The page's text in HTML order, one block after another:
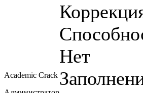
Academic Crack
Нет